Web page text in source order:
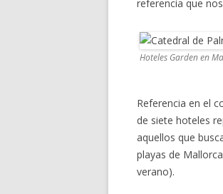
referencia que
Hoteles Garden en
Referencia en el
de siete hoteles
aquellos que
playas de
verano).